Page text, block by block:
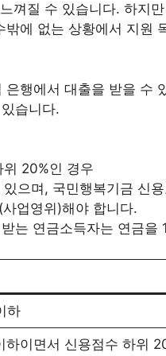
껴질 수 있습니다. 하지
에 없는 상황에서 지원
행에서 대출을 받을 수
습니다.
20%인 경우
으며, 국민행복기금 신
업영위)해야 합니다.
는 연금소득자는 연금
하
하이면서 신용점수 하위